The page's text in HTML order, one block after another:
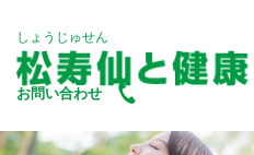
しょうじゅせん
お問い合わせ